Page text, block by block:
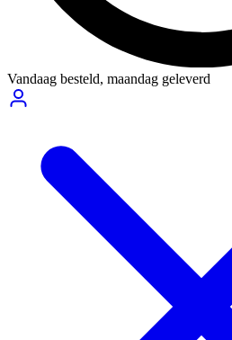
Vandaag besteld, maandag geleverd